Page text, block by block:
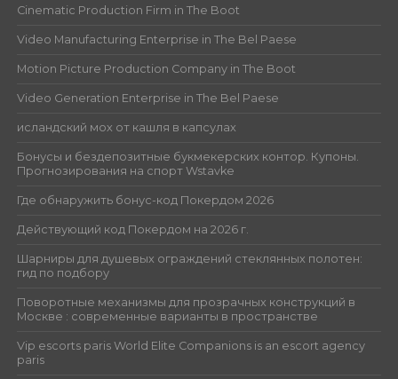
Cinematic Production Firm in The Boot
Video Manufacturing Enterprise in The Bel Paese
Motion Picture Production Company in The Boot
Video Generation Enterprise in The Bel Paese
исландский мох от кашля в капсулах
Бонусы и бездепозитные букмекерских контор. Купоны.
Прогнозирования на спорт Wstavke
Где обнаружить бонус-код Покердом 2026
Действующий код Покердом на 2026 г.
Шарниры для душевых ограждений стеклянных полотен:
гид по подбору
Поворотные механизмы для прозрачных конструкций в
Москве : современные варианты в пространстве
Vip escorts paris World Elite Companions is an escort agency
paris